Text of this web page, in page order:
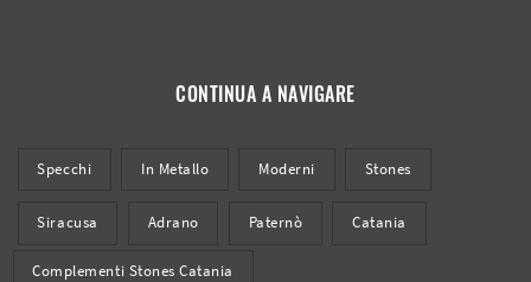
CONTINUA A NAVIGARE
Specchi In Metallo Moderni Stones
Siracusa Adrano Paternò Catania
Complementi Stones Catania